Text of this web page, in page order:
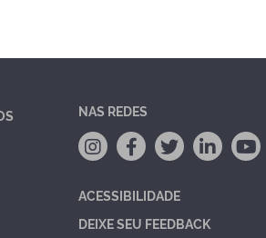
NAS REDES
ACESSIBILIDADE
DEIXE SEU FEEDBACK